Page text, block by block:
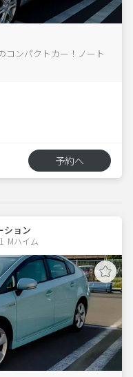
コンパクトカー！ノート
予約へ
ション
Mハイム